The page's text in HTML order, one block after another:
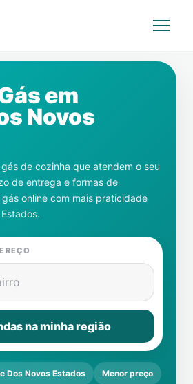
em
Novos
de cozinha que atendem o seu
de entrega e formas de
online com mais praticidade
.
na minha região
Dos Novos Estados Menor preço